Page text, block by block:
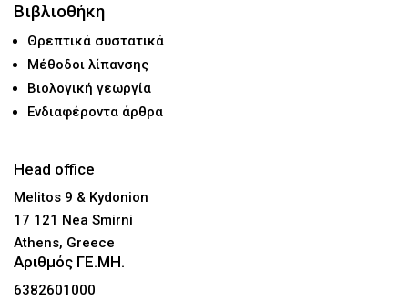
Βιβλιοθήκη
Θρεπτικά συστατικά
Μέθοδοι λίπανσης
Βιολογική γεωργία
Ενδιαφέροντα άρθρα
Head office
Melitos 9 & Kydonion
17 121 Nea Smirni
Athens, Greece
Αριθμός ΓΕ.ΜΗ.
6382601000